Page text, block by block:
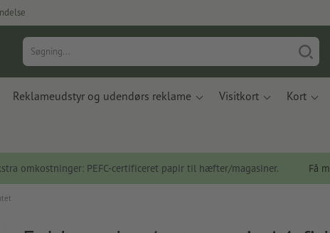
Reklameudstyr og udendørs reklame Visitkort Kort
omkostninger: PEFC-certificeret papir til hæfter/magasiner. Få